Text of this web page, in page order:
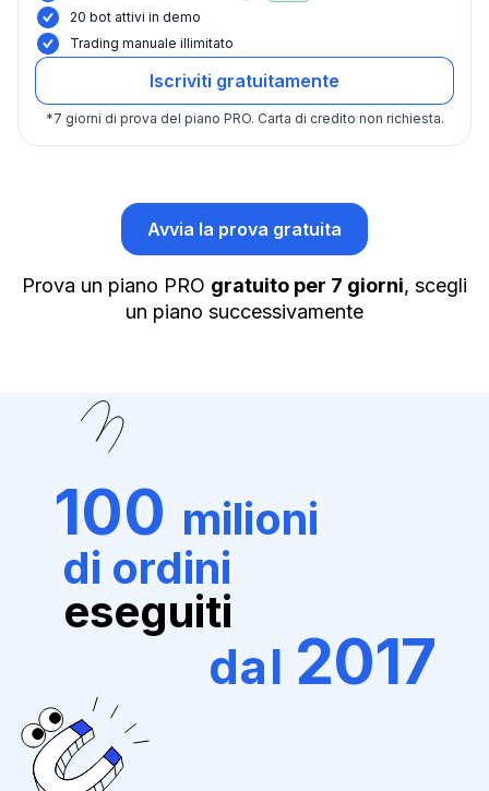
20 bot attivi in demo
Trading manuale illimitato
Iscriviti gratuitamente
*7 giorni di prova del piano PRO. Carta di credito non richiesta.
Avvia la prova gratuita
Prova un piano PRO gratuito per 7 giorni, scegli
un piano successivamente
100 milioni
di ordini
eseguiti
dal 2017